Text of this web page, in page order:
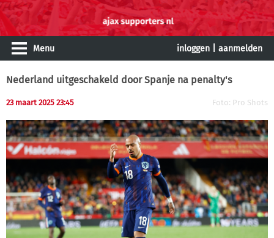
Menu inloggen aanmelden
Nederland uitgeschakeld door Spanje na penalty's
23 maart 2025 23:45 Foto: Pro Shots